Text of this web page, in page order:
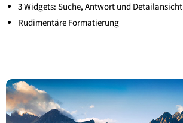
3 Widgets: Suche, Antwort und Detailansicht
Rudimentäre Formatierung